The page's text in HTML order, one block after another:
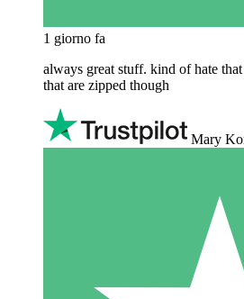
1 giorno fa
always great stuff. kind of hate
that are zipped though
Mary